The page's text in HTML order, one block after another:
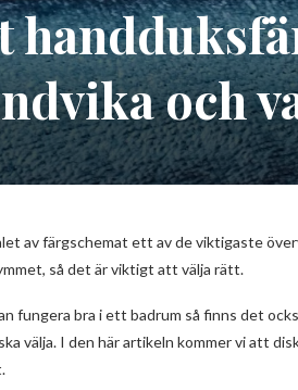
och
av färgschemat ett av de viktigaste
så det är viktigt att välja rätt.
fungera bra i ett badrum så finns det
välja. I den här artikeln kommer vi att